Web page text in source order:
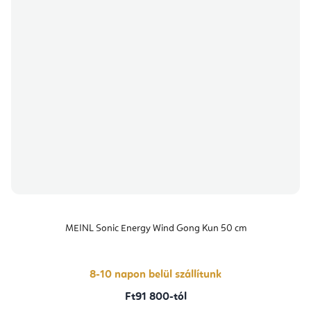
MEINL Sonic Energy Wind Gong Kun 50 cm
8-10 napon belül szállítunk
Ft91 800-tól